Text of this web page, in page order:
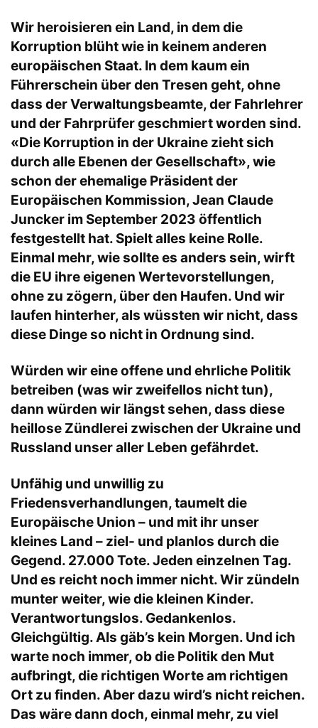
Wir heroisieren ein Land, in dem die
Korruption blüht wie in keinem anderen
europäischen Staat. In dem kaum ein
Führerschein über den Tresen geht, ohne
dass der Verwaltungsbeamte, der Fahrlehrer
und der Fahrprüfer geschmiert worden sind.
«Die Korruption in der Ukraine zieht sich
durch alle Ebenen der Gesellschaft», wie
schon der ehemalige Präsident der
Europäischen Kommission, Jean Claude
Juncker im September 2023 öffentlich
festgestellt hat. Spielt alles keine Rolle.
Einmal mehr, wie sollte es anders sein, wirft
die EU ihre eigenen Wertevorstellungen,
ohne zu zögern, über den Haufen. Und wir
laufen hinterher, als wüssten wir nicht, dass
diese Dinge so nicht in Ordnung sind.
Würden wir eine offene und ehrliche Politik
betreiben (was wir zweifellos nicht tun),
dann würden wir längst sehen, dass diese
heillose Zündlerei zwischen der Ukraine und
Russland unser aller Leben gefährdet.
Unfähig und unwillig zu
Friedensverhandlungen, taumelt die
Europäische Union – und mit ihr unser
kleines Land – ziel- und planlos durch die
Gegend. 27.000 Tote. Jeden einzelnen Tag.
Und es reicht noch immer nicht. Wir zündeln
munter weiter, wie die kleinen Kinder.
Verantwortungslos. Gedankenlos.
Gleichgültig. Als gäb’s kein Morgen. Und ich
warte noch immer, ob die Politik den Mut
aufbringt, die richtigen Worte am richtigen
Ort zu finden. Aber dazu wird’s nicht reichen.
Das wäre dann doch, einmal mehr, zu viel